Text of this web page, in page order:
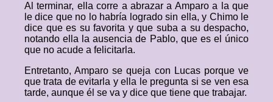
Al terminar, ella corre a abrazar a Amparo a la que
le dice que no lo habría logrado sin ella, y Chimo le
dice que es su favorita y que suba a su despacho,
notando ella la ausencia de Pablo, que es el único
que no acude a felicitarla.
Entretanto, Amparo se queja con Lucas porque ve
que trata de evitarla y ella le pregunta si se ven esa
tarde, aunque él se va y dice que tiene que trabajar.